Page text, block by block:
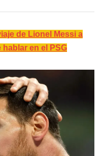
de Lionel Messi a
en el PSG